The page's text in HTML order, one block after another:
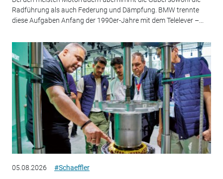
Radführung als auch Federung und Dämpfung. BMW trennte
diese Aufgaben Anfang der 1990er-Jahre mit dem Telelever –...
05.08.2026 #Schaeffler